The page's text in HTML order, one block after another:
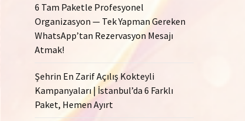
6 Tam Paketle Profesyonel
Organizasyon — Tek Yapman Gereken
WhatsApp’tan Rezervasyon Mesajı
Atmak!
Şehrin En Zarif Açılış Kokteyli
Kampanyaları | İstanbul’da 6 Farklı
Paket, Hemen Ayırt